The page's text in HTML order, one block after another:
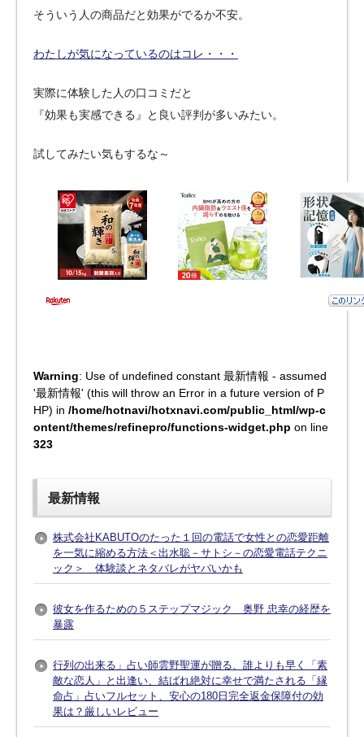
そういう人の商品だと効果がでるか不安。
わたしが気になっているのはコレ・・・
実際に体験した人の口コミだと
『効果も実感できる』と良い評判が多いみたい。
試してみたい気もするな～
Warning: Use of undefined constant 最新情報 - assumed
'最新情報' (this will throw an Error in a future version of P
HP) in /home/hotnavi/hotxnavi.com/public_html/wp-c
ontent/themes/refinepro/functions-widget.php on line
323
最新情報
株式会社KABUTOのたった１回の電話で女性との恋愛距離
を一気に縮める方法＜出水聡－サトシ－の恋愛電話テクニ
ック＞ 体験談とネタバレがヤバいかも
彼女を作るための５ステップマジック 奥野 忠幸の経歴を
暴露
行列の出来る」占い師雲野聖運が贈る、誰よりも早く「素
敵な恋人」と出逢い、結ばれ絶対に幸せで満たされる「縁
命占」占いフルセット、安心の180日完全返金保障付の効
果は？厳しいレビュー